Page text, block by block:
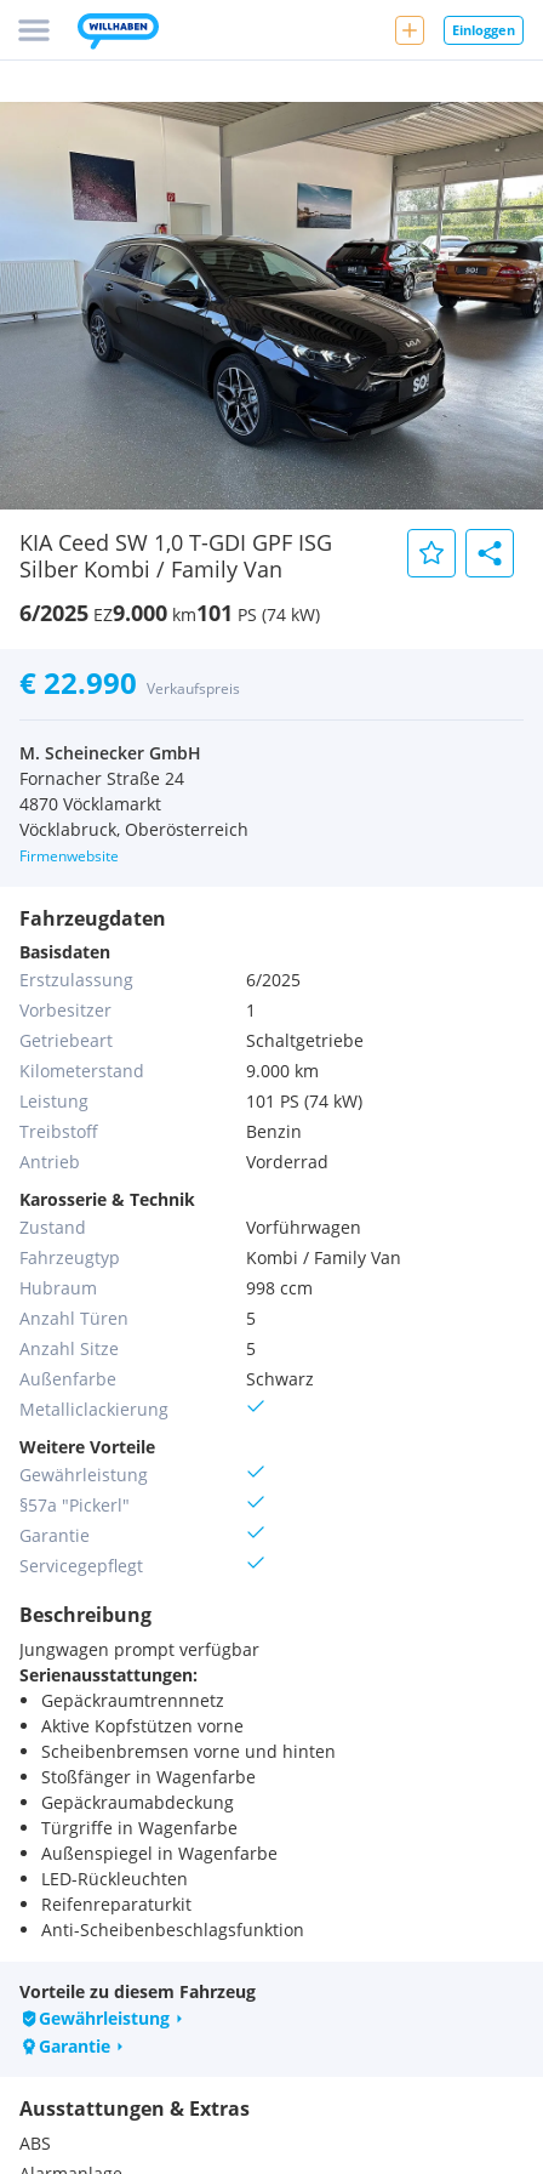
Einloggen
KIA Ceed SW 1,0 T-GDI GPF ISG
Silber Kombi / Family Van
6/2025 EZ9.000 km101 PS (74 kW)
€ 22.990 Verkaufspreis
M. Scheinecker GmbH
Fornacher Straße 24
4870 Vöcklamarkt
Vöcklabruck, Oberösterreich
Firmenwebsite
Fahrzeugdaten
Basisdaten
Erstzulassung
6/2025
Vorbesitzer
1
Getriebeart
Schaltgetriebe
Kilometerstand
9.000 km
Leistung
101 PS (74 kW)
Treibstoff
Benzin
Antrieb
Vorderrad
Karosserie & Technik
Zustand
Vorführwagen
Fahrzeugtyp
Kombi / Family Van
Hubraum
998 ccm
Anzahl Türen
5
Anzahl Sitze
5
Außenfarbe
Schwarz
Metallic­lackierung
Weitere Vorteile
Gewährleistung
§57a "Pickerl"
Garantie
Servicegepflegt
Beschreibung
Jungwagen prompt verfügbar
Serienausstattungen:
Gepäckraumtrennnetz
Aktive Kopfstützen vorne
Scheibenbremsen vorne und hinten
Stoßfänger in Wagenfarbe
Gepäckraumabdeckung
Türgriffe in Wagenfarbe
Außenspiegel in Wagenfarbe
LED-Rückleuchten
Reifenreparaturkit
Anti-Scheibenbeschlagsfunktion
Luftauslässe für die 2. Sitzreihe
Dachspoiler
Spracherkennung
12 Volt Anschluss im Kofferraum
Abgedunkelte Scheiben bei 2.Sitzreihe und Heckscheibe
Ablagefächer in den Seitentürverkleidungen inkl.
Vorteile zu diesem Fahrzeug
Gewährleistung
Garantie
Ausstattungen & Extras
ABS